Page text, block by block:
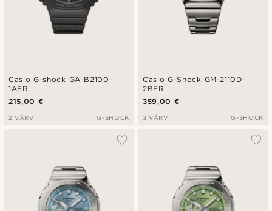
Casio G-shock GA-B2100-
1AER
215,00 €
2 VÄRVI G-SHOCK
Casio G-Shock GM-2110D-
2BER
359,00 €
3 VÄRVI G-SHOCK